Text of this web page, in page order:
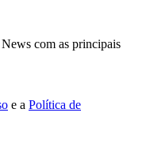
com as principais
e a Política de